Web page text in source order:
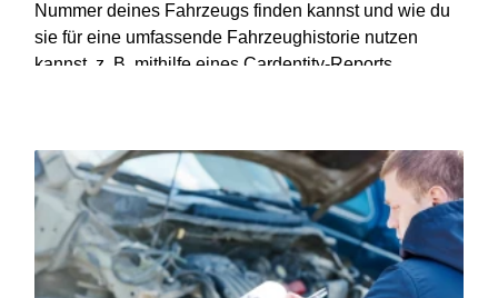
Nummer deines Fahrzeugs finden kannst und wie du
sie für eine umfassende Fahrzeughistorie nutzen
kannst, z. B. mithilfe eines Cardentity-Reports.